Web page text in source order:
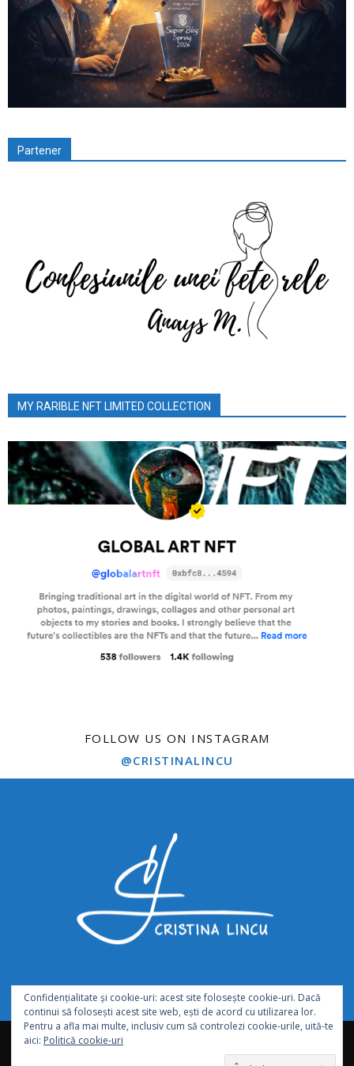
Partener
MY RARIBLE NFT LIMITED COLLECTION
FOLLOW US ON INSTAGRAM
@CRISTINALINCU
abonează-te hartă site
parteneri contact
Confidențialitate și cookie-uri: acest site folosește cookie-uri. Dacă
continui să folosești acest site web, ești de acord cu utilizarea lor.
Pentru a afla mai multe, inclusiv cum să controlezi cookie-urile, uită-te
aici: Politică cookie-uri